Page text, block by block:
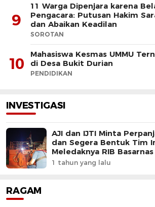
9
11 Warga Dipenjara karena
Pengacara: Putusan Hakim
dan Abaikan Keadilan
SOROTAN
10
Mahasiswa Kesmas UMMU
di Desa Bukit Durian
PENDIDIKAN
INVESTIGASI
AJI dan IJTI Minta
dan Segera Bentuk Tim
Meledaknya RIB
1 tahun yang lalu
RAGAM